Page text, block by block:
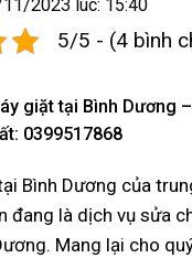
2023 lúc: 15:40
5/5 - (4 bình
giặt tại Bình Dương
0399517868
Bình Dương của
đang là dịch vụ sửa
Mang lại cho